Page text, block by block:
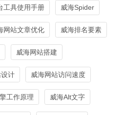
工具使用手册 威海Spider
网站文章优化 威海排名要素
威海网站搭建
计 威海网站访问速度
工作原理 威海Alt文字